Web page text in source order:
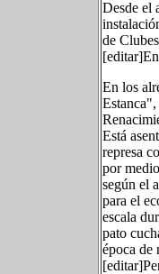
Desde el
de
En los
Estanca",
Está
represa
por
según el
para el
escala
pato
época de